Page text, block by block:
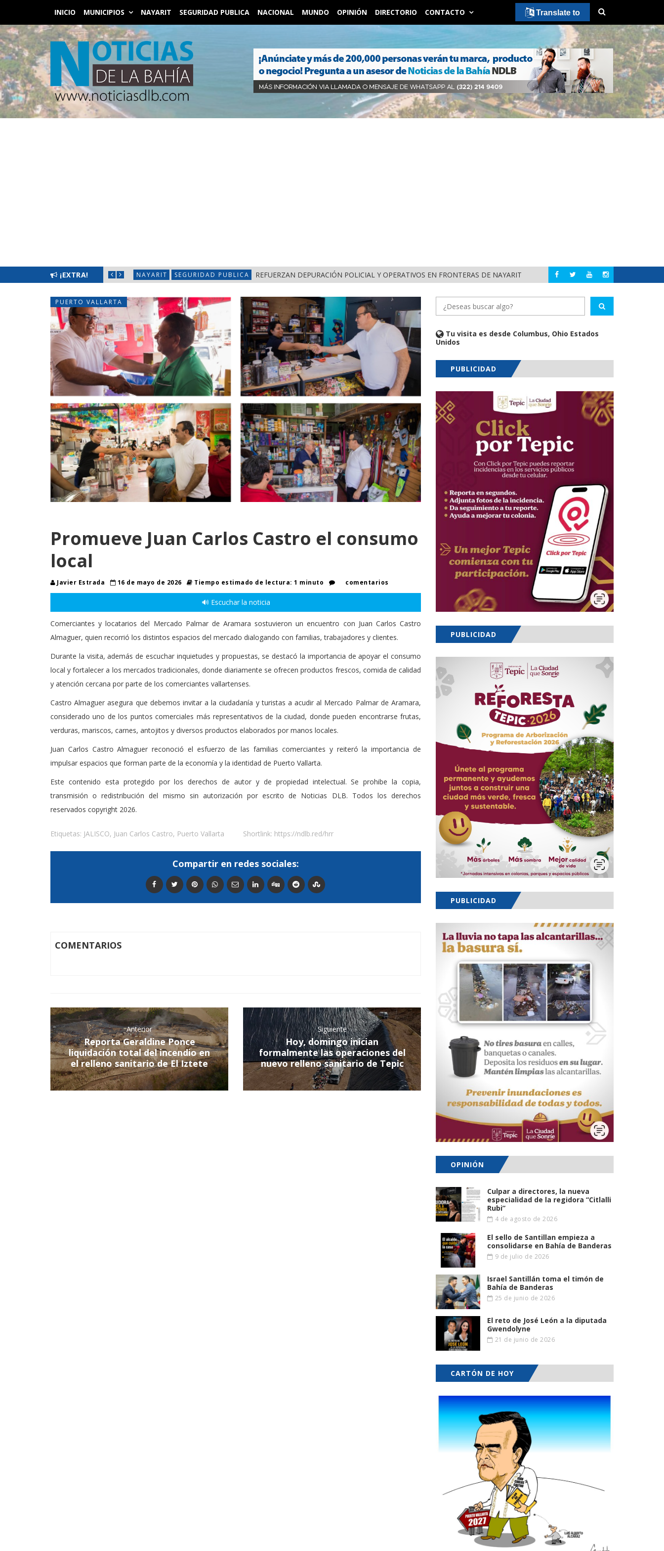
INICIO MUNICIPIOS NAYARIT SEGURIDAD PUBLICA NACIONAL MUNDO OPINIÓN DIRECTORIO CONTACTO
¡EXTRA!
EN BAHÍA DE BANDERAS NAYARIT SEGURIDAD PUBLICA REFUERZAN DEPURACIÓN POLICIAL Y OPERATIVOS EN FRONTERAS DE NAYARIT NAYARIT MUNICIPIOS DE
PUERTO VALLARTA
Promueve Juan Carlos Castro el consumo
local
Javier Estrada 16 de mayo de 2026 Tiempo estimado de lectura: 1 minuto comentarios
🔊 Escuchar la noticia
Comerciantes y locatarios del Mercado Palmar de Aramara sostuvieron un encuentro con Juan Carlos Castro
Almaguer, quien recorrió los distintos espacios del mercado dialogando con familias, trabajadores y clientes.
Durante la visita, además de escuchar inquietudes y propuestas, se destacó la importancia de apoyar el consumo
local y fortalecer a los mercados tradicionales, donde diariamente se ofrecen productos frescos, comida de calidad
y atención cercana por parte de los comerciantes vallartenses.
Castro Almaguer asegura que debemos invitar a la ciudadanía y turistas a acudir al Mercado Palmar de Aramara,
considerado uno de los puntos comerciales más representativos de la ciudad, donde pueden encontrarse frutas,
verduras, mariscos, carnes, antojitos y diversos productos elaborados por manos locales.
Juan Carlos Castro Almaguer reconoció el esfuerzo de las familias comerciantes y reiteró la importancia de
impulsar espacios que forman parte de la economía y la identidad de Puerto Vallarta.
Este contenido esta protegido por los derechos de autor y de propiedad intelectual. Se prohibe la copia,
transmisión o redistribución del mismo sin autorización por escrito de Noticias DLB. Todos los derechos
reservados copyright 2026.
Etiquetas: JALISCO, Juan Carlos Castro, Puerto Vallarta Shortlink: https://ndlb.red/hrr
Compartir en redes sociales:
COMENTARIOS
Anterior
Reporta Geraldine Ponce
liquidación total del incendio en
el relleno sanitario de El Iztete
Siguiente
Hoy, domingo inician
formalmente las operaciones del
nuevo relleno sanitario de Tepic
Tu visita es desde Columbus, Ohio Estados
Unidos
PUBLICIDAD
PUBLICIDAD
PUBLICIDAD
OPINIÓN
Culpar a directores, la nueva
especialidad de la regidora “Citlalli
Rubi”
4 de agosto de 2026
El sello de Santillan empieza a
consolidarse en Bahía de Banderas
9 de julio de 2026
Israel Santillán toma el timón de
Bahía de Banderas
25 de junio de 2026
El reto de José León a la diputada
Gwendolyne
21 de junio de 2026
CARTÓN DE HOY
Translate to